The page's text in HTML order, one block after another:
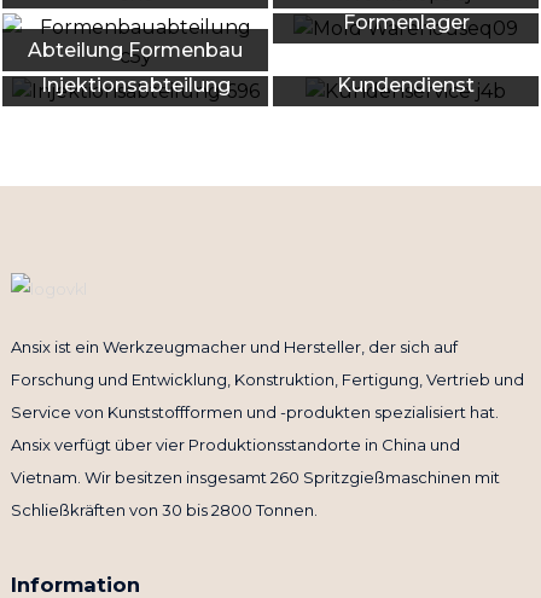
Abteilung Formenbau
Formenlager
Injektionsabteilung Kundendienst
Ansix ist ein Werkzeugmacher und Hersteller, der sich auf
Forschung und Entwicklung, Konstruktion, Fertigung, Vertrieb und
Service von Kunststoffformen und -produkten spezialisiert hat.
Ansix verfügt über vier Produktionsstandorte in China und
Vietnam. Wir besitzen insgesamt 260 Spritzgießmaschinen mit
Schließkräften von 30 bis 2800 Tonnen.
Information